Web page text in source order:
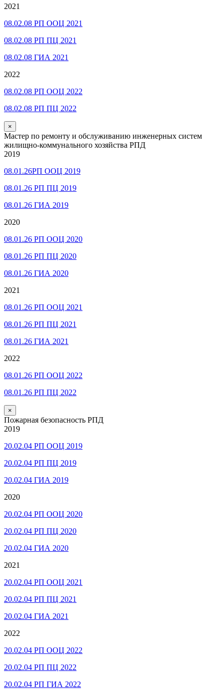
2021
08.02.08 РП ООЦ 2021
08.02.08 РП ПЦ 2021
08.02.08 ГИА 2021
2022
08.02.08 РП ООЦ 2022
08.02.08 РП ПЦ 2022
×
Мастер по ремонту и обслуживанию инженерных систем
жилищно-коммунального хозяйства РПД
2019
08.01.26РП ООЦ 2019
08.01.26 РП ПЦ 2019
08.01.26 ГИА 2019
2020
08.01.26 РП ООЦ 2020
08.01.26 РП ПЦ 2020
08.01.26 ГИА 2020
2021
08.01.26 РП ООЦ 2021
08.01.26 РП ПЦ 2021
08.01.26 ГИА 2021
2022
08.01.26 РП ООЦ 2022
08.01.26 РП ПЦ 2022
×
Пожарная безопасность РПД
2019
20.02.04 РП ООЦ 2019
20.02.04 РП ПЦ 2019
20.02.04 ГИА 2019
2020
20.02.04 РП ООЦ 2020
20.02.04 РП ПЦ 2020
20.02.04 ГИА 2020
2021
20.02.04 РП ООЦ 2021
20.02.04 РП ПЦ 2021
20.02.04 ГИА 2021
2022
20.02.04 РП ООЦ 2022
20.02.04 РП ПЦ 2022
20.02.04 РП ГИА 2022